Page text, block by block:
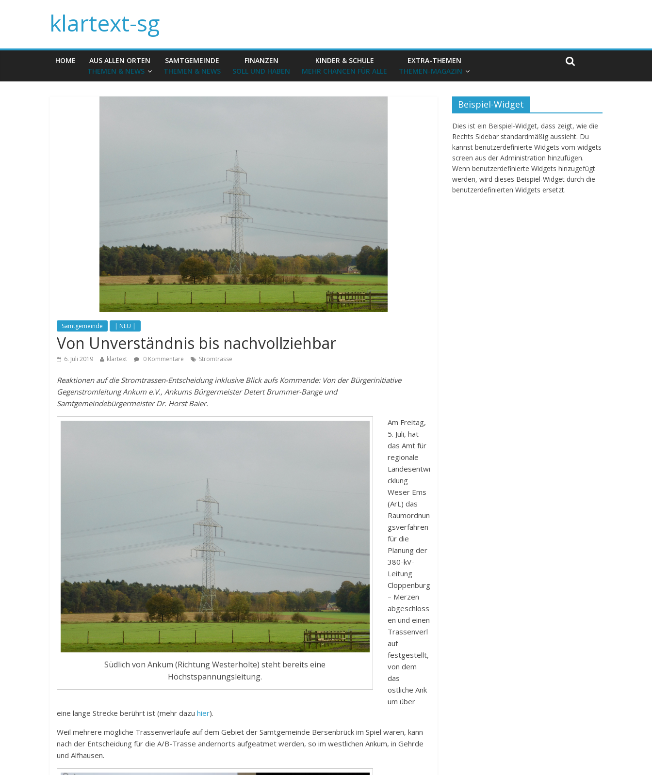
klartext-sg
HOME
AUS ALLEN ORTEN
THEMEN & NEWS
SAMTGEMEINDE
THEMEN & NEWS
FINANZEN
SOLL UND HABEN
KINDER & SCHULE
MEHR CHANCEN FÜR ALLE
EXTRA-THEMEN
THEMEN-MAGAZIN
Samtgemeinde | NEU |
Von Unverständnis bis nachvollziehbar
6. Juli 2019 klartext 0 Kommentare Stromtrasse
Reaktionen auf die Stromtrassen-Entscheidung inklusive Blick aufs Kommende: Von der Bürgerinitiative
Gegenstromleitung Ankum e.V., Ankums Bürgermeister Detert Brummer-Bange und
Samtgemeindebürgermeister Dr. Horst Baier.
Südlich von Ankum (Richtung Westerholte) steht bereits eine
Höchstspannungsleitung.
Am Freitag,
5. Juli, hat
das Amt für
regionale
Landesentwi
cklung
Weser Ems
(ArL) das
Raumordnun
gsverfahren
für die
Planung der
380-kV-
Leitung
Cloppenburg
– Merzen
abgeschloss
en und einen
Trassenverl
auf
festgestellt,
von dem
das
östliche Ank
um über
eine lange Strecke berührt ist (mehr dazu hier).
Weil mehrere mögliche Trassenverläufe auf dem Gebiet der Samtgemeinde Bersenbrück im Spiel waren, kann
nach der Entscheidung für die A/B-Trasse andernorts aufgeatmet werden, so im westlichen Ankum, in Gehrde
und Alfhausen.
Beispiel-Widget
Dies ist ein Beispiel-Widget, dass zeigt, wie die
Rechts Sidebar standardmäßig aussieht. Du
kannst benutzerdefinierte Widgets vom widgets
screen aus der Administration hinzufügen.
Wenn benutzerdefinierte Widgets hinzugefügt
werden, wird dieses Beispiel-Widget durch die
benutzerdefinierten Widgets ersetzt.